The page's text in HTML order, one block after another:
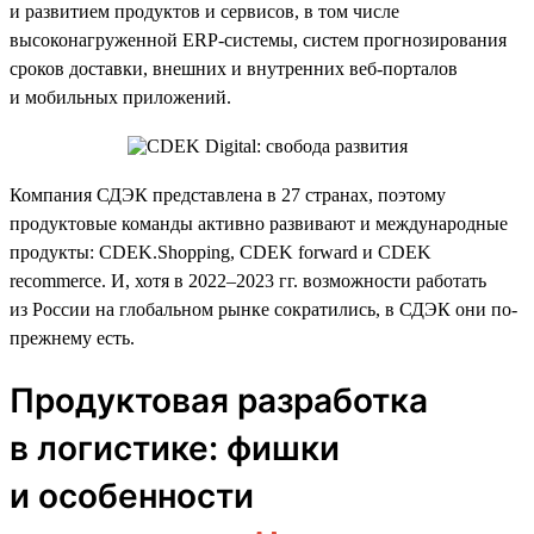
и развитием продуктов и сервисов, в том числе
высоконагруженной ERP-системы, систем прогнозирования
сроков доставки, внешних и внутренних веб-порталов
и мобильных приложений.
Компания СДЭК представлена в 27 странах, поэтому
продуктовые команды активно развивают и международные
продукты: CDEK.Shopping, CDEK forward и CDEK
recommerce. И, хотя в 2022–2023 гг. возможности работать
из России на глобальном рынке сократились, в СДЭК они по-
прежнему есть.
Продуктовая разработка
в логистике: фишки
и особенности